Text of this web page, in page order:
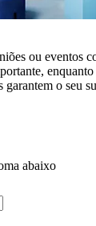
ou eventos
garantem o seu
abaixo